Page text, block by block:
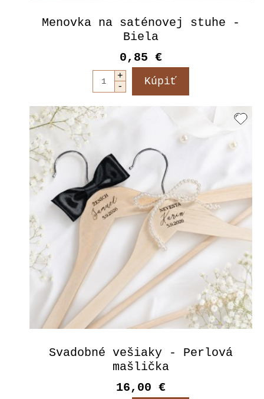
Menovka na saténovej stuhe -
Biela
0,85 €
Svadobné vešiaky - Perlová
mašlička
16,00 €